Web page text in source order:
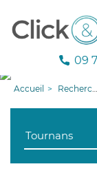
09
Accueil Recherche aide à domicile